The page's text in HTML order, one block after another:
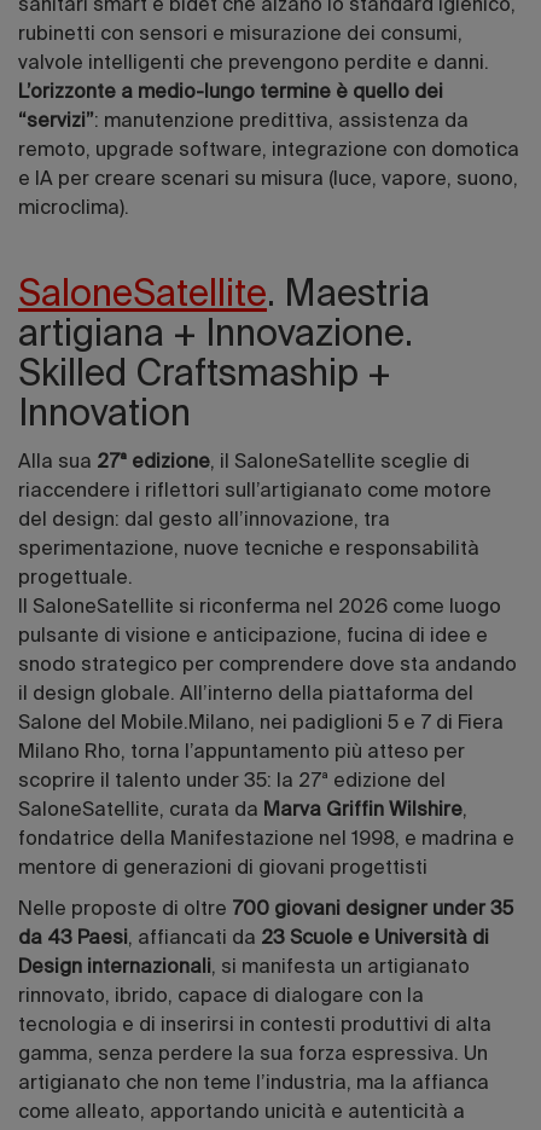
sanitari smart e bidet che alzano lo standard igienico,
rubinetti con sensori e misurazione dei consumi,
valvole intelligenti che prevengono perdite e danni.
L’orizzonte a medio-lungo termine è quello dei
“servizi”: manutenzione predittiva, assistenza da
remoto, upgrade software, integrazione con domotica
e IA per creare scenari su misura (luce, vapore, suono,
microclima).
SaloneSatellite. Maestria
artigiana + Innovazione.
Skilled Craftsmaship +
Innovation
Alla sua 27ª edizione, il SaloneSatellite sceglie di
riaccendere i riflettori sull’artigianato come motore
del design: dal gesto all’innovazione, tra
sperimentazione, nuove tecniche e responsabilità
progettuale.
Il SaloneSatellite si riconferma nel 2026 come luogo
pulsante di visione e anticipazione, fucina di idee e
snodo strategico per comprendere dove sta andando
il design globale. All’interno della piattaforma del
Salone del Mobile.Milano, nei padiglioni 5 e 7 di Fiera
Milano Rho, torna l’appuntamento più atteso per
scoprire il talento under 35: la 27ª edizione del
SaloneSatellite, curata da Marva Griffin Wilshire,
fondatrice della Manifestazione nel 1998, e madrina e
mentore di generazioni di giovani progettisti
Nelle proposte di oltre 700 giovani designer under 35
da 43 Paesi, affiancati da 23 Scuole e Università di
Design internazionali, si manifesta un artigianato
rinnovato, ibrido, capace di dialogare con la
tecnologia e di inserirsi in contesti produttivi di alta
gamma, senza perdere la sua forza espressiva. Un
artigianato che non teme l’industria, ma la affianca
come alleato, apportando unicità e autenticità a